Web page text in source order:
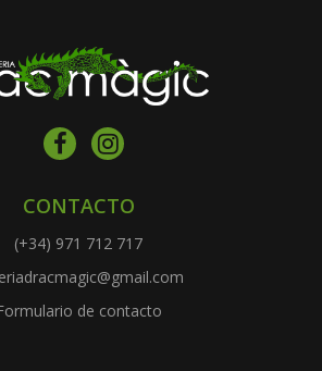
CONTACTO
(+34) 971 712 717
de contacto